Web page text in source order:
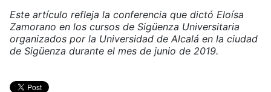
Este artículo refleja la conferencia que dictó Eloísa
Zamorano en los cursos de Sigüenza Universitaria
organizados por la Universidad de Alcalá en la ciudad
de Sigüenza durante el mes de junio de 2019.